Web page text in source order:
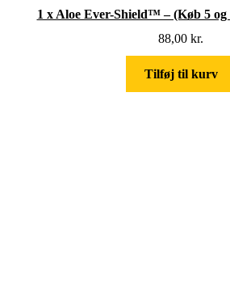
1 x Aloe Ever-Shield™ – (Køb 5 og
88,00 kr.
Tilføj til kurv